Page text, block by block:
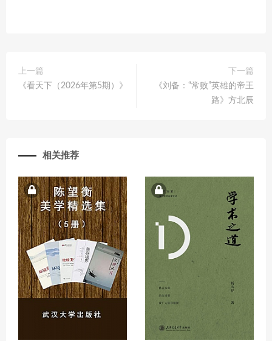
上一篇
《看天下（2026年第5期）》
下一篇
《刘备：“常败”英雄的帝王
路》方北辰
相关推荐